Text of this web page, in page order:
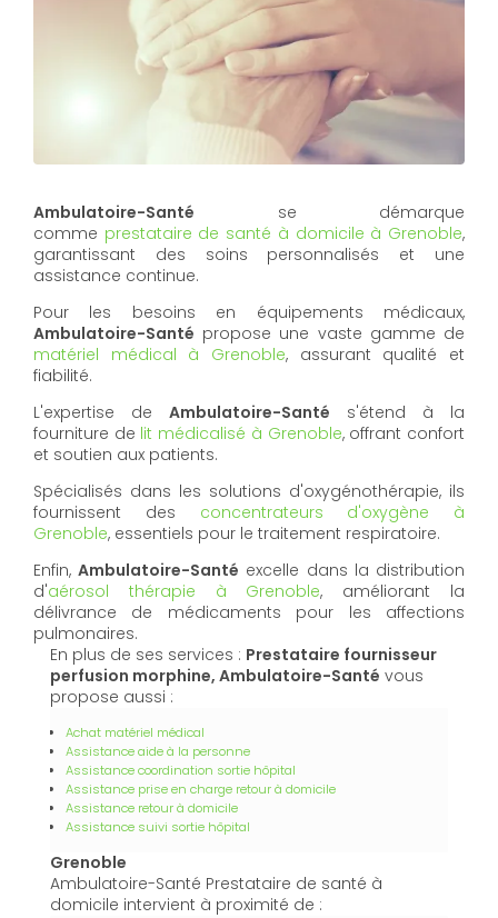
Ambulatoire-Santé se démarque
comme prestataire de santé à domicile à Grenoble,
garantissant des soins personnalisés et une
assistance continue.
Pour les besoins en équipements médicaux,
Ambulatoire-Santé propose une vaste gamme de
matériel médical à Grenoble, assurant qualité et
fiabilité.
L'expertise de Ambulatoire-Santé s'étend à la
fourniture de lit médicalisé à Grenoble, offrant confort
et soutien aux patients.
Spécialisés dans les solutions d'oxygénothérapie, ils
fournissent des concentrateurs d'oxygène à
Grenoble, essentiels pour le traitement respiratoire.
Enfin,Ambulatoire-Santé excelle dans la distribution
d'aérosol thérapie à Grenoble, améliorant la
délivrance de médicaments pour les affections
pulmonaires.
En plus de ses services : Prestataire fournisseur
perfusion morphine, Ambulatoire-Santé vous
propose aussi :
Achat matériel médical
Assistance aide à la personne
Assistance coordination sortie hôpital
Assistance prise en charge retour à domicile
Assistance retour à domicile
Assistance suivi sortie hôpital
Grenoble
Ambulatoire-Santé Prestataire de santé à
domicile intervient à proximité de :